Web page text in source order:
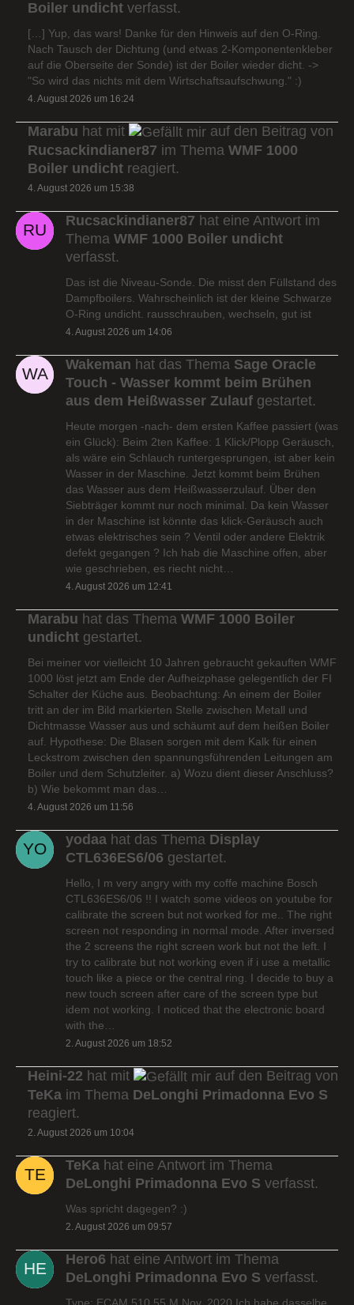
Boiler undicht verfasst.
[…] Yup, das wars! Danke für den Hinweis auf den O-Ring.
Nach Tausch der Dichtung (und etwas 2-Komponentenkleber
auf die Oberseite der Sonde) ist der Boiler wieder dicht. ->
"So wird das nichts mit dem Wirtschaftsaufschwung." :)
4. August 2026 um 16:24
Marabu hat mit
auf den Beitrag von
Rucsackindianer87 im Thema WMF 1000
Boiler undicht reagiert.
4. August 2026 um 15:38
Rucsackindianer87 hat eine Antwort im
Thema WMF 1000 Boiler undicht
verfasst.
Das ist die Niveau-Sonde. Die misst den Füllstand des
Dampfboilers. Wahrscheinlich ist der kleine Schwarze
O-Ring undicht. rausschrauben, wechseln, gut ist
4. August 2026 um 14:06
Wakeman hat das Thema Sage Oracle
Touch - Wasser kommt beim Brühen
aus dem Heißwasser Zulauf gestartet.
Heute morgen -nach- dem ersten Kaffee passiert (was
ein Glück): Beim 2ten Kaffee: 1 Klick/Plopp Geräusch,
als wäre ein Schlauch runtergesprungen, ist aber kein
Wasser in der Maschine. Jetzt kommt beim Brühen
das Wasser aus dem Heißwasserzulauf. Über den
Siebträger kommt nur noch minimal. Da kein Wasser
in der Maschine ist könnte das klick-Geräusch auch
etwas elektrisches sein ? Ventil oder andere Elektrik
defekt gegangen ? Ich hab die Maschine offen, aber
wie geschrieben, es riecht nicht…
4. August 2026 um 12:41
Marabu hat das Thema WMF 1000 Boiler
undicht gestartet.
Bei meiner vor vielleicht 10 Jahren gebraucht gekauften WMF
1000 löst jetzt am Ende der Aufheizphase gelegentlich der FI
Schalter der Küche aus. Beobachtung: An einem der Boiler
tritt an der im Bild markierten Stelle zwischen Metall und
Dichtmasse Wasser aus und schäumt auf dem heißen Boiler
auf. Hypothese: Die Blasen sorgen mit dem Kalk für einen
Leckstrom zwischen den spannungsführenden Leitungen am
Boiler und dem Schutzleiter. a) Wozu dient dieser Anschluss?
b) Wie bekommt man das…
4. August 2026 um 11:56
yodaa hat das Thema Display
CTL636ES6/06 gestartet.
Hello, I m very angry with my coffe machine Bosch
CTL636ES6/06 !! I watch some videos on youtube for
calibrate the screen but not worked for me.. The right
screen not responding in normal mode. After inversed
the 2 screens the right screen work but not the left. I
try to calibrate but not working even if i use a metallic
touch like a piece or the central ring. I decide to buy a
new touch screen after care of the screen type but
idem not working. I noticed that the electronic board
with the…
2. August 2026 um 18:52
Heini-22 hat mit
auf den Beitrag von
TeKa im Thema DeLonghi Primadonna Evo S
reagiert.
2. August 2026 um 10:04
TeKa hat eine Antwort im Thema
DeLonghi Primadonna Evo S verfasst.
Was spricht dagegen? :)
2. August 2026 um 09:57
Hero6 hat eine Antwort im Thema
DeLonghi Primadonna Evo S verfasst.
Type: ECAM 510.55.M Nov. 2020 Ich habe dasselbe